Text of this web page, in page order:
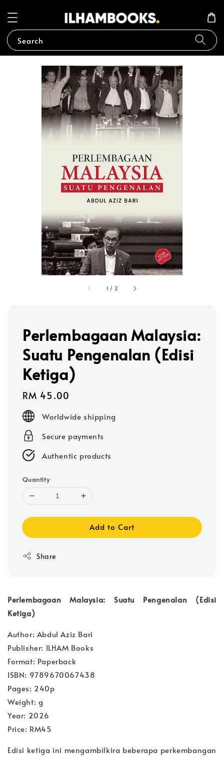
Search
1 / 2
Perlembagaan Malaysia:
Suatu Pengenalan (Edisi
Ketiga)
Regular
price
RM 45.00
Worldwide shipping
Secure payments
Authentic products
Quantity
Add to Cart
Share
Perlembagaan Malaysia: Suatu Pengenalan (Edisi
Ketiga)
Author: Abdul Aziz Bari
Publisher: ILHAM Books
Format: Paperback
ISBN: 9789670067438
Pages: 240p
Weight: g
Year: 2026
Price: RM45
Edisi ketiga ini mengambilkira beberapa perkembangan